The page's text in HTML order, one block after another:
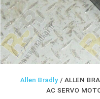
/ ALLEN
AC SERVO